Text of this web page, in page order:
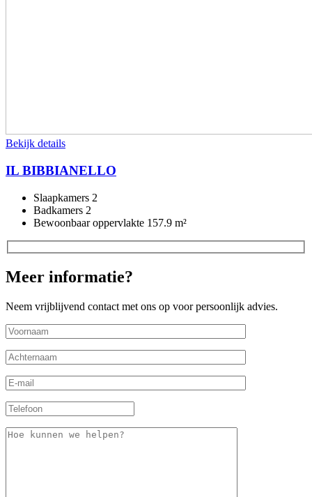
Bekijk details
IL BIBBIANELLO
Slaapkamers 2
Badkamers 2
Bewoonbaar oppervlakte 157.9 m²
Meer informatie?
Neem vrijblijvend contact met ons op voor persoonlijk advies.